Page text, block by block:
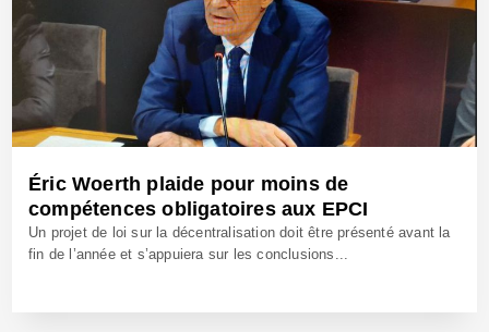
Éric Woerth plaide pour moins de
compétences obligatoires aux EPCI
Un projet de loi sur la décentralisation doit être présenté avant la
fin de l’année et s’appuiera sur les conclusions...